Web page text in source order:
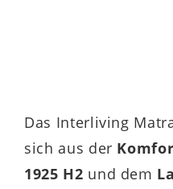
Das Interliving
sich aus der
1925 H2 und dem